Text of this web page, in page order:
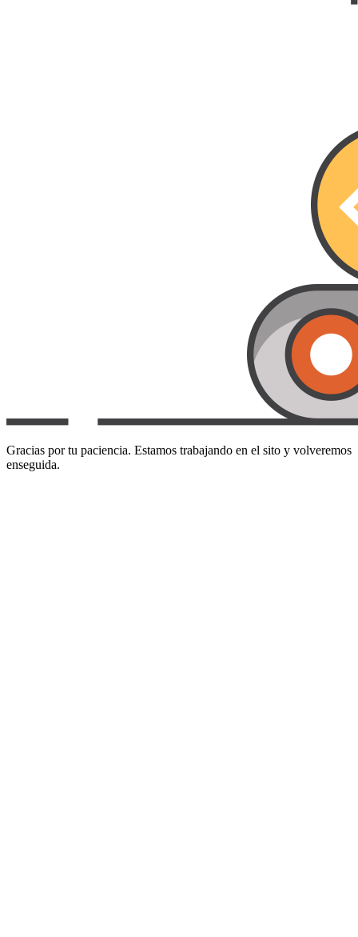
Gracias por tu paciencia. Estamos trabajando en el sito y volveremos
enseguida.